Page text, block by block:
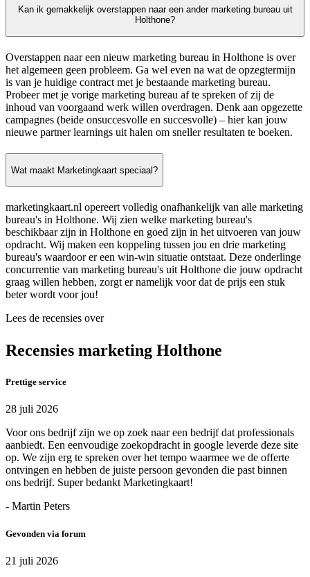
Kan ik gemakkelijk overstappen naar een ander marketing bureau uit
Holthone?
Overstappen naar een nieuw marketing bureau in Holthone is over
het algemeen geen probleem. Ga wel even na wat de opzegtermijn
is van je huidige contract met je bestaande marketing bureau.
Probeer met je vorige marketing bureau af te spreken of zij de
inhoud van voorgaand werk willen overdragen. Denk aan opgezette
campagnes (beide onsuccesvolle en succesvolle) – hier kan jouw
nieuwe partner learnings uit halen om sneller resultaten te boeken.
Wat maakt Marketingkaart speciaal?
marketingkaart.nl opereert volledig onafhankelijk van alle marketing
bureau's in Holthone. Wij zien welke marketing bureau's
beschikbaar zijn in Holthone en goed zijn in het uitvoeren van jouw
opdracht. Wij maken een koppeling tussen jou en drie marketing
bureau's waardoor er een win-win situatie ontstaat. Deze onderlinge
concurrentie van marketing bureau's uit Holthone die jouw opdracht
graag willen hebben, zorgt er namelijk voor dat de prijs een stuk
beter wordt voor jou!
Lees de recensies over
Recensies marketing Holthone
Prettige service
28 juli 2026
Voor ons bedrijf zijn we op zoek naar een bedrijf dat professionals
aanbiedt. Een eenvoudige zoekopdracht in google leverde deze site
op. We zijn erg te spreken over het tempo waarmee we de offerte
ontvingen en hebben de juiste persoon gevonden die past binnen
ons bedrijf. Super bedankt Marketingkaart!
- Martin Peters
Gevonden via forum
21 juli 2026